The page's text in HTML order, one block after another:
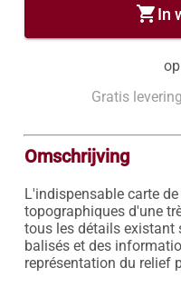
shopping_cartIn
Gratis
Omschrijving
L'indispensable carte
topographiques d'une
tous les détails existant
balisés et des
représentation du relief